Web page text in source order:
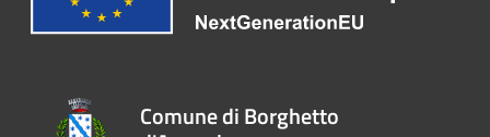
Comune di Borghetto